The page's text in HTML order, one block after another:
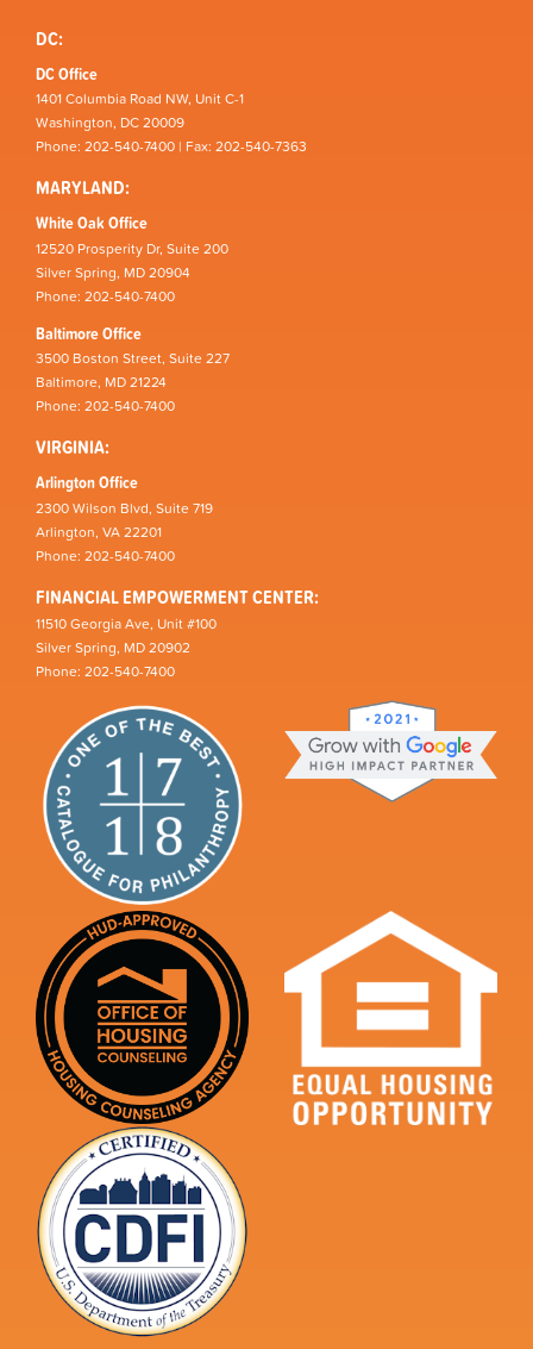
DC:
DC Office
1401 Columbia Road NW, Unit C-1
Washington, DC 20009
Phone: 202-540-7400 | Fax: 202-540-7363
MARYLAND:
White Oak Office
12520 Prosperity Dr, Suite 200
Silver Spring, MD 20904
Phone: 202-540-7400
Baltimore Office
3500 Boston Street, Suite 227
Baltimore, MD 21224
Phone: 202-540-7400
VIRGINIA:
Arlington Office
2300 Wilson Blvd, Suite 719
Arlington, VA 22201
Phone: 202-540-7400
FINANCIAL EMPOWERMENT CENTER:
11510 Georgia Ave, Unit #100
Silver Spring, MD 20902
Phone: 202-540-7400